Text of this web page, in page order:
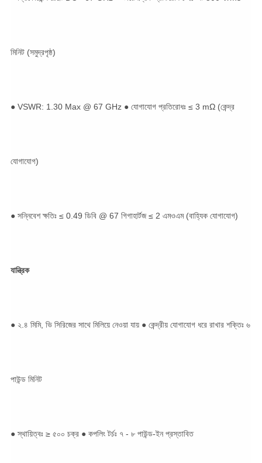
মিনিট (সমুদ্রপৃষ্ঠ)
● VSWR: 1.30 Max @ 67 GHz ● যোগাযোগ প্রতিরোধঃ ≤ 3 mΩ (কেন্দ্র
যোগাযোগ)
● সন্নিবেশ ক্ষতিঃ ≤ 0.49 ডিবি @ 67 গিগাহার্টজ ≤ 2 এমওএম (বাহ্যিক যোগাযোগ)
যান্ত্রিক
● ২.৪ মিমি, ভি সিরিজের সাথে মিলিয়ে নেওয়া যায় ● কেন্দ্রীয় যোগাযোগ ধরে রাখার শক্তিঃ ৬
পাউন্ড মিনিট
● স্থায়িত্বঃ ≥ ৫০০ চক্র ● কপলিং টর্চঃ ৭ - ৮ পাউন্ড-ইন প্রস্তাবিত